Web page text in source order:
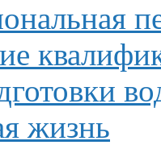
жизнь